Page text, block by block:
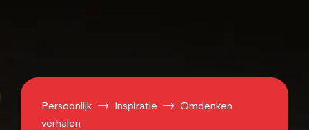
Persoonlijk Inspiratie
Omdenken
verhalen